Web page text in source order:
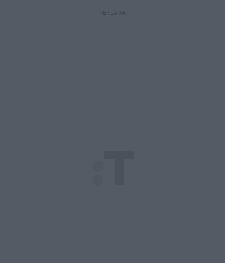
REKLAMA